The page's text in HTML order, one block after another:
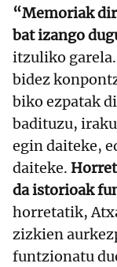
“Memoriak
bat izango
itzuliko
bidez
biko ezpatak
badituzu,
egin daiteke,
daiteke.
da istorioak
horretatik,
zizkien
funtzionatu